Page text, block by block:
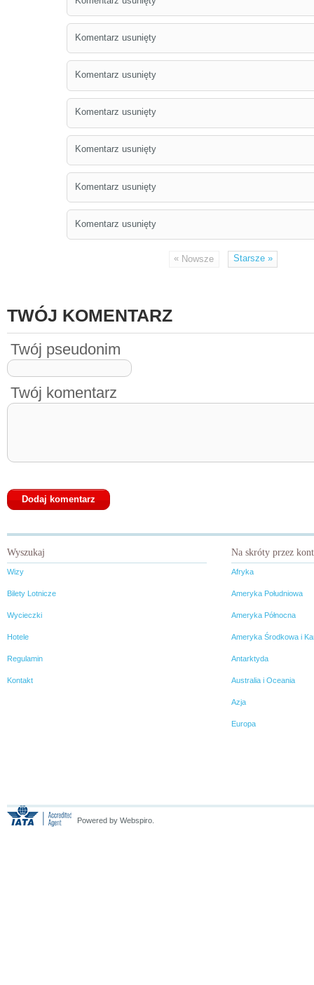
Komentarz usunięty
Komentarz usunięty
Komentarz usunięty
Komentarz usunięty
Komentarz usunięty
Komentarz usunięty
« Nowsze Starsze»
TWÓJ KOMENTARZ
Twój pseudonim
Twój komentarz
Wyszukaj
Wizy
Bilety Lotnicze
Wycieczki
Hotele
Regulamin
Kontakt
Na skróty przez
Afryka
Ameryka Południowa
Ameryka Północna
Ameryka Środkowa i
Antarktyda
Australia i Oceania
Azja
Europa
Powered by Webspiro.